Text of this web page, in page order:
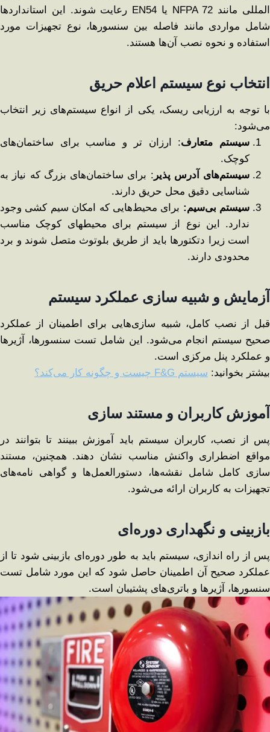
‌المللی مانند NFPA 72 یا EN54 رعایت شوند. این استانداردها
شامل مواردی مانند فاصله بین سنسورها، نوع تجهیزات مورد
استفاده و نحوه نصب آن‌ها هستند.
انتخاب نوع سیستم اعلام حریق
با توجه به ارزیابی ریسک، یکی از انواع سیستم‌های زیر انتخاب
می‌شود:
سیستم متعارف: ارزان تر و مناسب برای ساختمان‌های
کوچک.
سیستم‌های آدرس ‌پذیر : برای ساختمان‌های بزرگ که نیاز به
شناسایی دقیق محل حریق دارند.
سیستم بی‌سیم: برای محیط‌هایی که امکان سیم ‌کشی وجود
ندارد. این نوع از سیستم برای محیطهای کوچک مناسب
است زیرا دتکتورها باید از طریق بلوتوث متصل شوند و برد
محدودی دارند.
آزمایش و شبیه ‌سازی عملکرد سیستم
قبل از نصب کامل، شبیه ‌سازی‌هایی برای اطمینان از عملکرد
صحیح سیستم انجام می‌شود. این شامل تست سنسورها، آژیرها
و عملکرد پنل مرکزی است.
بیشتر بخوانید: سیستم F&G چیست و چگونه کار می‌کند؟
آموزش کاربران و مستند سازی
پس از نصب، کاربران سیستم باید آموزش ببینند تا بتوانند در
مواقع اضطراری واکنش مناسب نشان دهند. همچنین، مستند
سازی کامل شامل نقشه‌ها، دستورالعمل‌ها و گواهی ‌نامه‌های
تجهیزات به کاربران ارائه می‌شود.
بازبینی و نگهداری دوره‌ای
پس از راه ‌اندازی، سیستم باید به‌ طور دوره‌ای بازبینی شود تا از
عملکرد صحیح آن اطمینان حاصل شود که این مورد شامل تست
سنسورها، آژیرها و باتری‌های پشتیبان است.